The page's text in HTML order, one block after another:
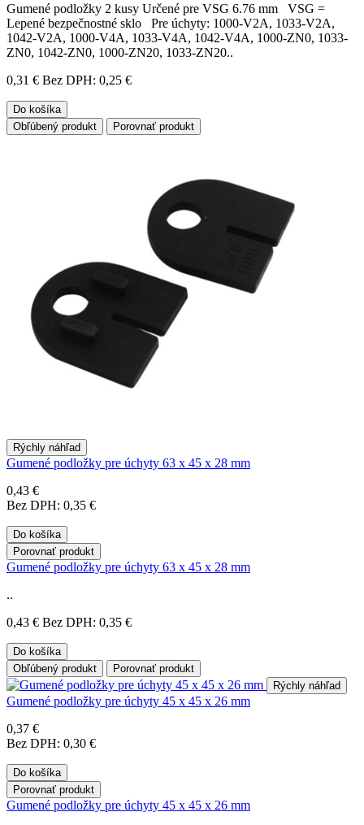
Gumené podložky 2 kusy Určené pre VSG 6.76 mm VSG =
Lepené bezpečnostné sklo Pre úchyty: 1000-V2A, 1033-V2A,
1042-V2A, 1000-V4A, 1033-V4A, 1042-V4A, 1000-ZN0, 1033-
ZN0, 1042-ZN0, 1000-ZN20, 1033-ZN20..
0,31 € Bez DPH: 0,25 €
Do košíka
Obľúbený produkt
Porovnať produkt
Rýchly náhľad
Gumené podložky pre úchyty 63 x 45 x 28 mm
0,43 €
Bez DPH: 0,35 €
Do košíka
Porovnať produkt
Gumené podložky pre úchyty 63 x 45 x 28 mm
..
0,43 € Bez DPH: 0,35 €
Do košíka
Obľúbený produkt
Porovnať produkt
Rýchly náhľad
Gumené podložky pre úchyty 45 x 45 x 26 mm
0,37 €
Bez DPH: 0,30 €
Do košíka
Porovnať produkt
Gumené podložky pre úchyty 45 x 45 x 26 mm